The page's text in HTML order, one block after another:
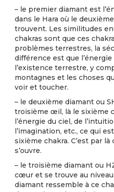
– le premier diamant est
dans le Hara où le
trouvent. Les similitudes
chakras sont que ces
problèmes terrestres, la
différence est que
l’existence terrestre, y
montagnes et les choses
voir et toucher.
– le deuxième diamant ou
troisième œil, là le sixième
l’énergie du ciel, de
l’imagination, etc., ce qui
sixième chakra. C’est par
s’ouvre.
– le troisième diamant ou
cœur et se trouve au
diamant ressemble à ce